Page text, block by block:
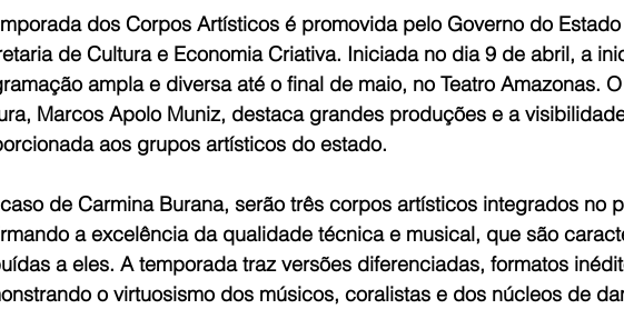
dos Corpos Artísticos é promovida pelo Governo do
de Cultura e Economia Criativa. Iniciada no dia 9 de abril, a
ampla e diversa até o final de maio, no Teatro Amazonas.
Marcos Apolo Muniz, destaca grandes produções e a
aos grupos artísticos do estado.
de Carmina Burana, serão três corpos artísticos integrados no
a excelência da qualidade técnica e musical, que são
a eles. A temporada traz versões diferenciadas, formatos
o virtuosismo dos músicos, coralistas e dos núcleos de